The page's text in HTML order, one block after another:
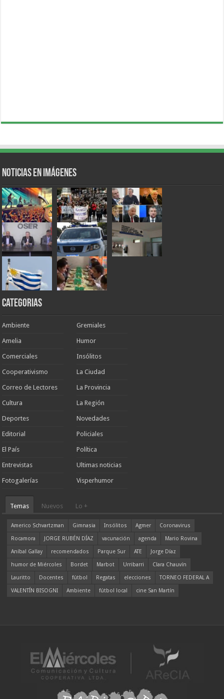
Noticias en Imágenes
Categorias
Ambiente
Amelia
Comerciales
Cooperativismo
Correo de Lectores
Cultura
Deportes
Editorial
El País
Entrevistas
Fotogalerías
Gremiales
Humor
Insólitos
La Ciudad
La Provincia
La Región
Novedades
Policiales
Política
Ultimas noticias
Visperhumor
Temas Nuevos Lo +
Americo Schvartzman Gimnasia Insólitos Agmer
Coronavirus
Rocamora
JORGE RUBÉN DÍAZ vacunación agenda
Mario Rovina
Aníbal Gallay
recomendados Parque Sur ATE
Jorge Díaz
humor de Miércoles
Bordet Marbot Urribarri
Clara Chauvín
Lauritto
Docentes fútbol Regatas elecciones
TORNEO FEDERAL A
VALENTÍN BISOGNI
Ambiente fútbol local cine San Martín